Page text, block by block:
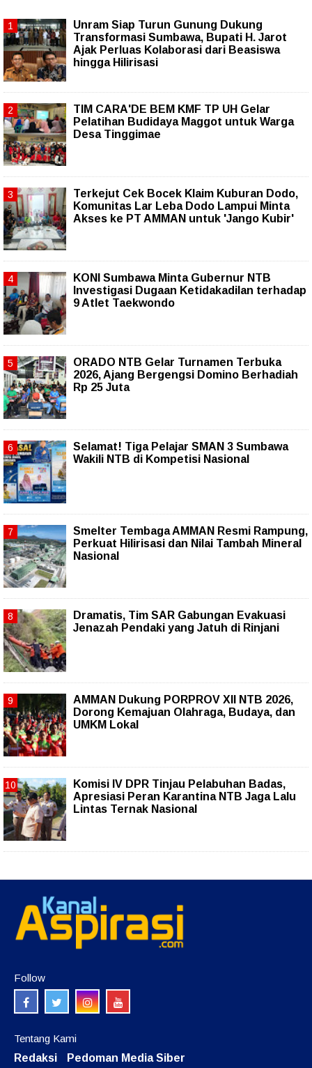
Unram Siap Turun Gunung Dukung
Transformasi Sumbawa, Bupati H. Jarot
Ajak Perluas Kolaborasi dari Beasiswa
hingga Hilirisasi
TIM CARA'DE BEM KMF TP UH Gelar
Pelatihan Budidaya Maggot untuk Warga
Desa Tinggimae
Terkejut Cek Bocek Klaim Kuburan Dodo,
Komunitas Lar Leba Dodo Lampui Minta
Akses ke PT AMMAN untuk 'Jango Kubir'
KONI Sumbawa Minta Gubernur NTB
Investigasi Dugaan Ketidakadilan terhadap
9 Atlet Taekwondo
ORADO NTB Gelar Turnamen Terbuka
2026, Ajang Bergengsi Domino Berhadiah
Rp 25 Juta
Selamat! Tiga Pelajar SMAN 3 Sumbawa
Wakili NTB di Kompetisi Nasional
Smelter Tembaga AMMAN Resmi Rampung,
Perkuat Hilirisasi dan Nilai Tambah Mineral
Nasional
Dramatis, Tim SAR Gabungan Evakuasi
Jenazah Pendaki yang Jatuh di Rinjani
AMMAN Dukung PORPROV XII NTB 2026,
Dorong Kemajuan Olahraga, Budaya, dan
UMKM Lokal
Komisi IV DPR Tinjau Pelabuhan Badas,
Apresiasi Peran Karantina NTB Jaga Lalu
Lintas Ternak Nasional
Follow
Tentang Kami
Redaksi
Pedoman Media Siber